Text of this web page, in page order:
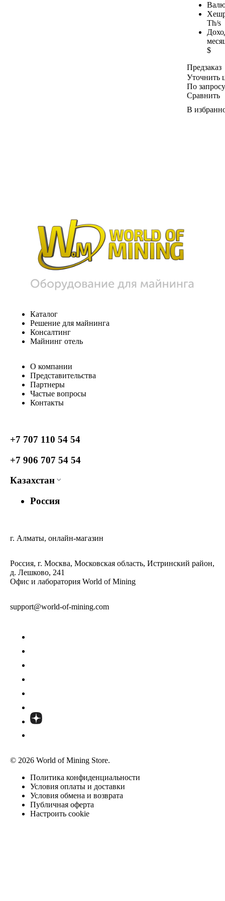
Th/s
$
Предзаказ
Уточнить
По запросу
Сравнить
В
Каталог
Решение для майнинга
Консалтинг
Майнинг отель
О компании
Представительства
Партнеры
Частые вопросы
Контакты
+7 707 110 54 54
+7 906 707 54 54
Казахстан
Россия
г. Алматы, онлайн-магазин
Россия, г. Москва, Московская область, Истринский район,
д. Лешково, 241
Офис и лаборатория World of Mining
support@world-of-mining.com
© 2026 World of Mining Store.
Политика конфиденциальности
Условия оплаты и доставки
Условия обмена и возврата
Публичная оферта
Настроить cookie